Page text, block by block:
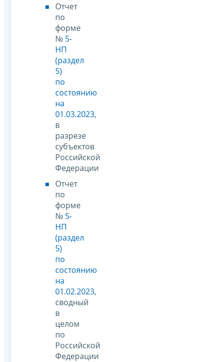
Отчет
по
форме
№ 5-
НП
(раздел
5)
по
состоянию
на
01.03.2023,
в
разрезе
субъектов
Российской
Федерации
Отчет
по
форме
№ 5-
НП
(раздел
5)
по
состоянию
на
01.02.2023,
сводный
в
целом
по
Российской
Федерации